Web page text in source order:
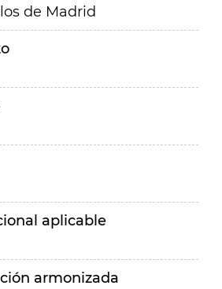
de Madrid
aplicable
armonizada